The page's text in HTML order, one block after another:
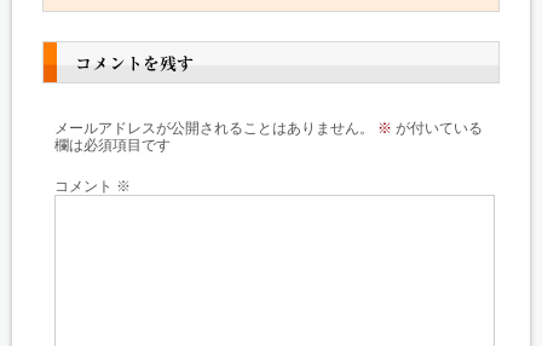
コメントを残す
メールアドレスが公開されることはありません。 ※ が付いている
欄は必須項目です
コメント ※